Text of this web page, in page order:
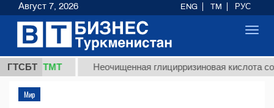
ГТСБТ
ТМТ Неочищенная глицирризиновая кислота
Мир
Август 7, 2026 ENG TM РУС